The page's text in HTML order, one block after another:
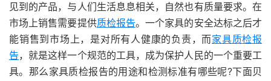
见到的产品，与人们生活息息相关，自然也有质量要求。在
市场上销售需要提供质检报告。一个家具的安全达标之后才
能销售到市场上，是对所有人健康的负责，而家具质检报
告，就是这样一个规范的工具，成为保护人民的一个重要工
具。那么家具质检报告的用途和检测标准有哪些呢?下面贝